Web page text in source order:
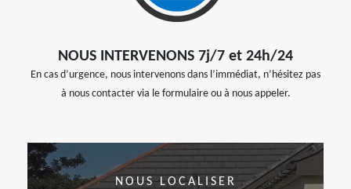
NOUS INTERVENONS 7j/7 et 24h/24
En cas d’urgence, nous intervenons dans l’immédiat, n’hésitez pas
à nous contacter via le formulaire ou à nous appeler.
NOUS LOCALISER